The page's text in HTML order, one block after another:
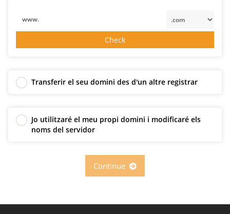
www.
Check
Transferir el seu domini des d'un altre registrar
Jo utilitzaré el meu propi domini i modificaré els
noms del servidor